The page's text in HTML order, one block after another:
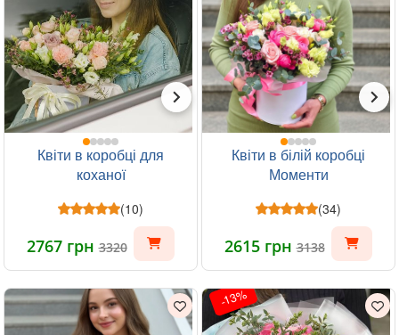
Квіти в коробці для
коханої
(10)
2767 грн3320
Квіти в білій коробці
Моменти
(34)
2615 грн3138
-13%